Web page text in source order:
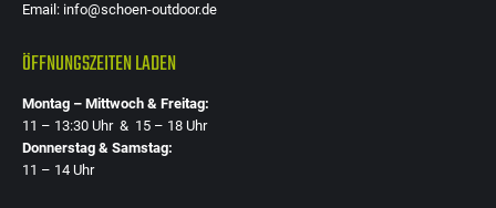
Email: info@schoen-outdoor.de
ÖFFNUNGSZEITEN LADEN
Montag – Mittwoch & Freitag:
11 – 13:30 Uhr & 15 – 18 Uhr
Donnerstag & Samstag:
11 – 14 Uhr